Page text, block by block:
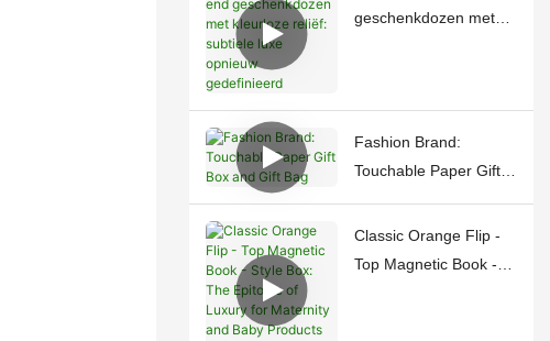
geschenkdozen met
Fashion Brand:
Touchable Paper Gift
Box and Gift Bag
Classic Orange Flip -
Top Magnetic Book -